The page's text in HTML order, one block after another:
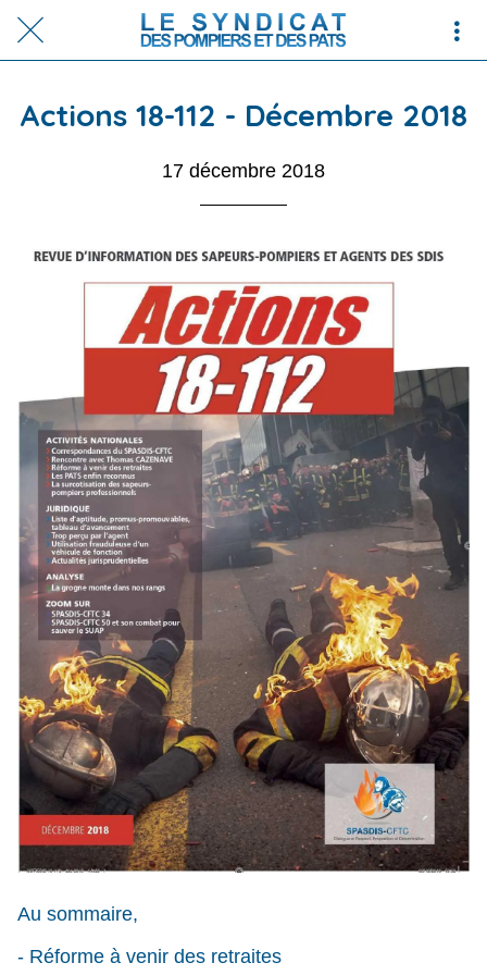
Actions 18-112 - Décembre 2018
17 décembre 2018
Au sommaire,
- Réforme à venir des retraites